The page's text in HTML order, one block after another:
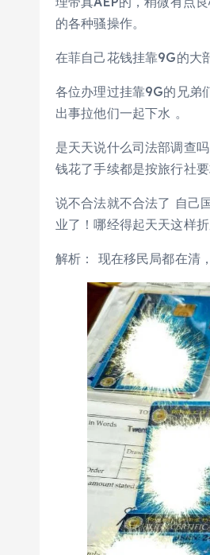
的各种骚操作。
在菲自己花钱挂靠9G的大
各位办理过挂靠9G的兄弟
出事拉他们一起下水 。
是天天说什么司法部调查
钱花了手续都是按旅行社
说不合法就不合法了 自己
业了！哪经得起天天这样
解析： 现在移民局都在清